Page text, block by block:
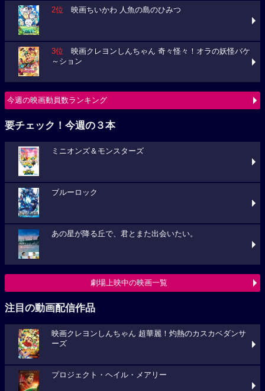
2位 映画ちいかわ 人魚の島のひみつ
3位 映画クレヨンしんちゃん 奇々怪々！オラの妖怪バケ
～ション
今週の映画動員数ランキング
要チェック！今週の３本
ミニオンズ＆モンスターズ
ブルーロック
あの星が降る丘で、君とまた出会いたい。
劇場上映中の映画一覧
注目の動画配信作品
映画クレヨンしんちゃん 超華麗！灼熱のカスカベダンサ
ーズ
プロジェクト・ヘイル・メアリー